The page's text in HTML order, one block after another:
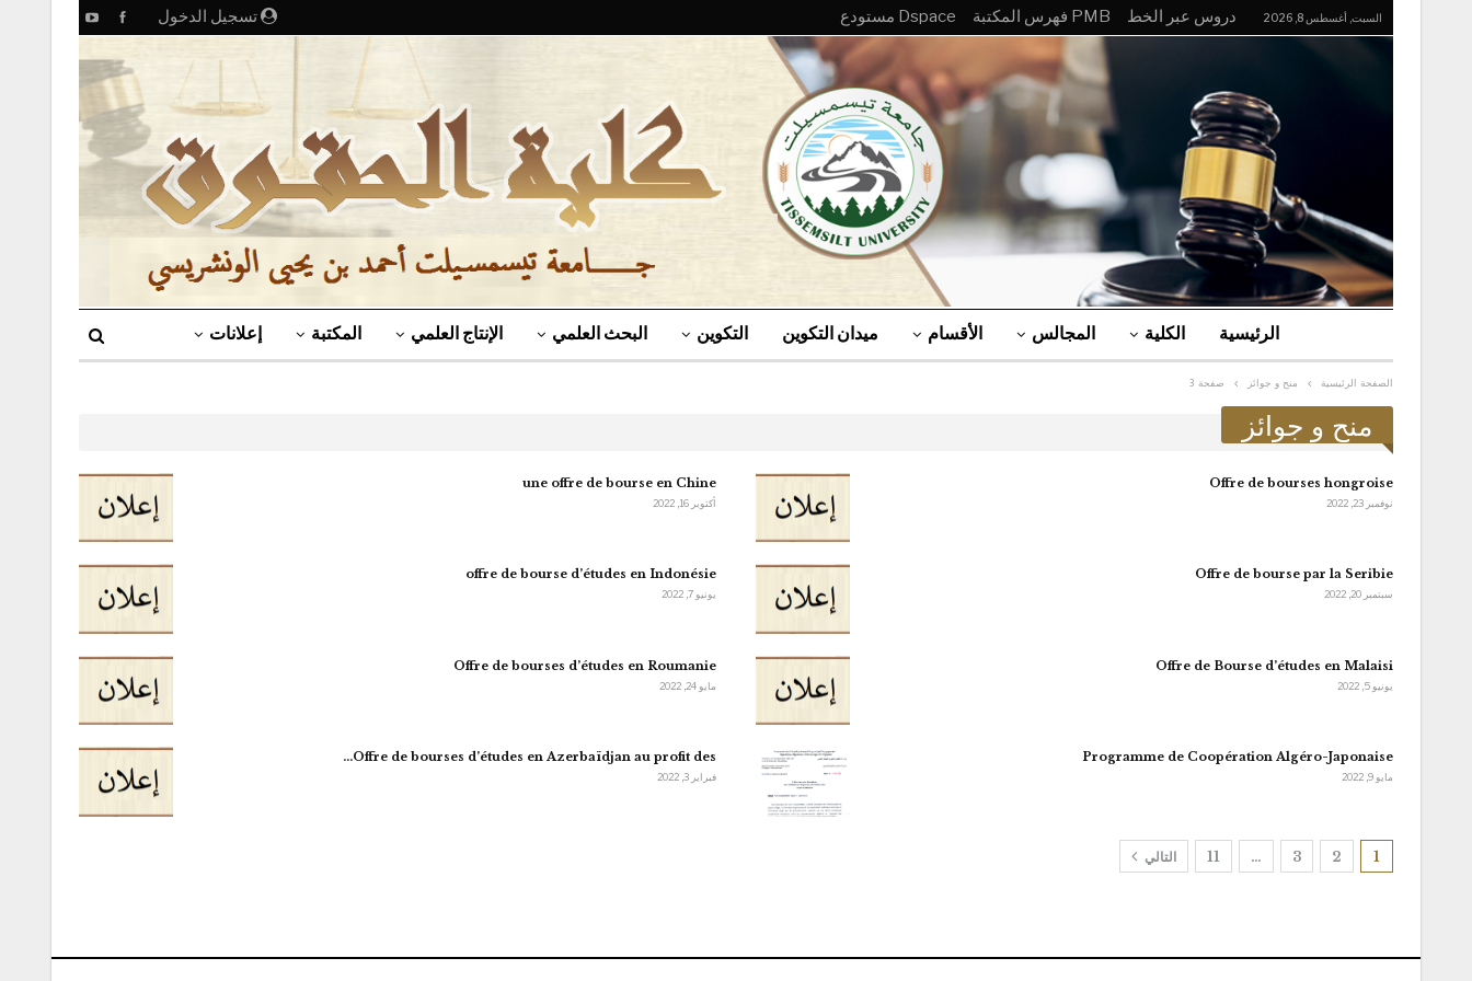
تسجيل الدخول السبت, أغسطس 8, 2026 دروس عبر الخط PMB فهرس المكتبة Dspace مستودع
الرئيسية الكلية المجالس الأقسام ميدان التكوين التكوين البحث العلمي الإنتاج العلمي المكتبة إعلانات
الصفحة الرئيسية منح و جوائز صفحة 3
منح و جوائز
Offre de bourses hongroise
نوفمبر 23, 2022
une offre de bourse en Chine
أكتوبر 16, 2022
Offre de bourse par la Seribie
سبتمبر 20, 2022
offre de bourse d’études en Indonésie
يونيو 7, 2022
Offre de Bourse d’études en Malaisi
يونيو 5, 2022
Offre de bourses d’études en Roumanie
مايو 24, 2022
Programme de Coopération Algéro-Japonaise
مايو 9, 2022
Offre de bourses d’études en Azerbaïdjan au profit des…
فبراير 3, 2022
1
2
3
…
11 التالي